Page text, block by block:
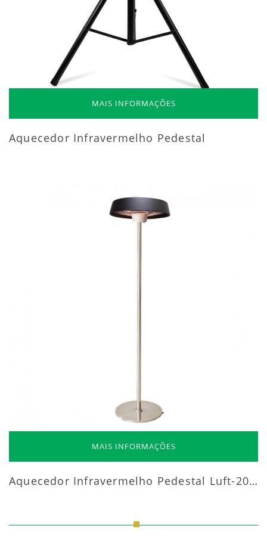
MAIS INFORMAÇÕES
Aquecedor Infravermelho Pedestal
MAIS INFORMAÇÕES
Aquecedor Infravermelho Pedestal Luft-20000